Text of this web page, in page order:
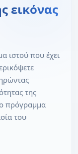
εικόνας
ιστού που έχει
της
πρόγραμμα
του